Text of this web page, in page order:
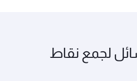
لجمع نقاط